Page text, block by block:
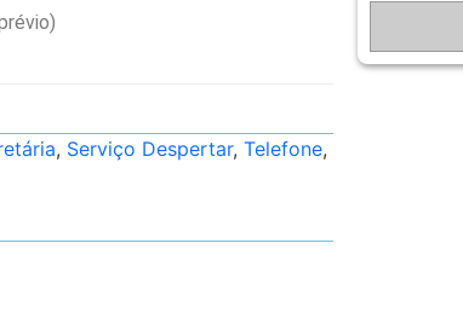
, Serviço Despertar, Telefone,